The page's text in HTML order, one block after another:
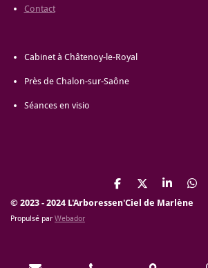
Contact
Cabinet à Châtenoy-le-Royal
Près de Chalon-sur-Saône
Séances en visio
P
a
r
P
a
r
P
a
r
P
a
r
© 2023 - 2024 L'Arboressen'Ciel de Marlène
Propulsé parWebador